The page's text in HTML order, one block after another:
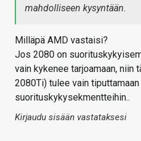
mahdolliseen kysyntään.
Milläpä AMD vastaisi?
Jos 2080 on
vain kykenee tarjoamaan, niin
2080Ti) tulee vain
suorituskykysekmentteihin..
Kirjaudu sisään vastataksesi